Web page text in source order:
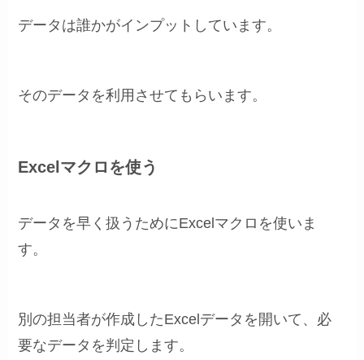
データは誰かがインプットしています。
そのデータを利用させてもらいます。
Excelマクロを使う
データを早く扱うためにExcelマクロを使いま
す。
別の担当者が作成したExcelデータを開いて、必
要なデータを判定します。